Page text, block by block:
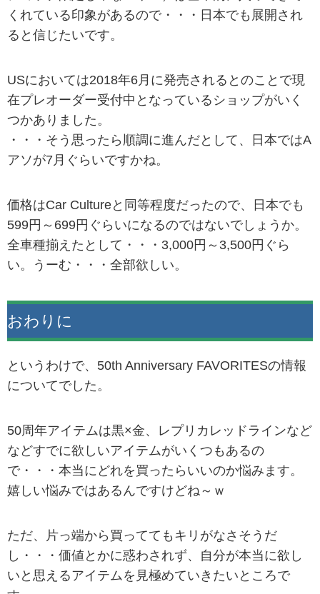
くれている印象があるので・・・日本でも展開され
ると信じたいです。
USにおいては2018年6月に発売されるとのことで現
在プレオーダー受付中となっているショップがいく
つかありました。
・・・そう思ったら順調に進んだとして、日本ではA
アソが7月ぐらいですかね。
価格はCar Cultureと同等程度だったので、日本でも
599円～699円ぐらいになるのではないでしょうか。
全車種揃えたとして・・・3,000円～3,500円ぐら
い。うーむ・・・全部欲しい。
おわりに
というわけで、50th Anniversary FAVORITESの情報
についてでした。
50周年アイテムは黒×金、レプリカレッドラインなど
などすでに欲しいアイテムがいくつもあるの
で・・・本当にどれを買ったらいいのか悩みます。
嬉しい悩みではあるんですけどね～ｗ
ただ、片っ端から買っててもキリがなさそうだ
し・・・価値とかに惑わされず、自分が本当に欲し
いと思えるアイテムを見極めていきたいところで